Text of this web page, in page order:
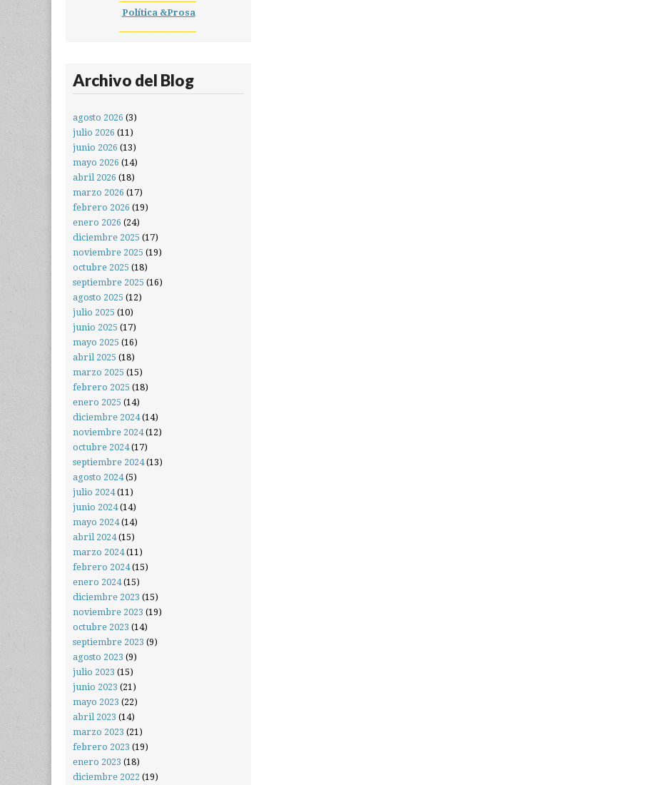
Política &Prosa
Archivo del Blog
agosto 2026 (3)
julio 2026 (11)
junio 2026 (13)
mayo 2026 (14)
abril 2026 (18)
marzo 2026 (17)
febrero 2026 (19)
enero 2026 (24)
diciembre 2025 (17)
noviembre 2025 (19)
octubre 2025 (18)
septiembre 2025 (16)
agosto 2025 (12)
julio 2025 (10)
junio 2025 (17)
mayo 2025 (16)
abril 2025 (18)
marzo 2025 (15)
febrero 2025 (18)
enero 2025 (14)
diciembre 2024(14)
noviembre 2024(12)
octubre 2024(17)
septiembre 2024(13)
agosto 2024(5)
julio 2024(11)
junio 2024(14)
mayo 2024(14)
abril 2024(15)
marzo 2024(11)
febrero 2024(15)
enero 2024(15)
diciembre 2023 (15)
noviembre 2023 (19)
octubre 2023 (14)
septiembre 2023 (9)
agosto 2023 (9)
julio 2023 (15)
junio 2023 (21)
mayo 2023 (22)
abril 2023 (14)
marzo 2023 (21)
febrero 2023 (19)
enero 2023 (18)
diciembre 2022 (19)